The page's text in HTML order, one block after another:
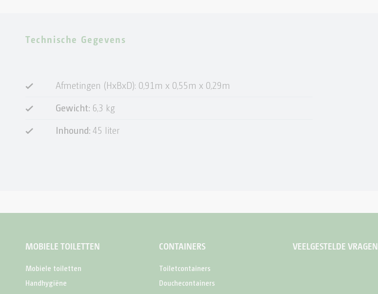
Technische Gegevens
Afmetingen (HxBxD): 0,91m x 0,55m x 0,29m
Gewicht: 6,3 kg
Inhound:45 liter
MOBIELE TOILETTEN
Mobiele toiletten
Handhygiëne
CONTAINERS
Toiletcontainers
Douchecontainers
VEELGESTELDE VRAGEN